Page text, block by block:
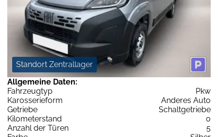
Standort Zentrallager
Allgemeine Daten:
Fahrzeugtyp
Pkw
Karosserieform
Anderes Auto
Getriebe
Schaltgetriebe
Kilometerstand
0
Anzahl der Türen
5